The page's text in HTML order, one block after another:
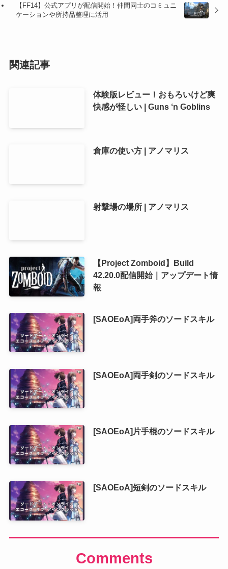
【FF14】公式アプリが配信開始！仲間同士のコミュニ
ケーションや所持品整理に活用
関連記事
体験版レビュー！おもろいけど爽
快感が怪しい | Guns ‘n Goblins
倉庫の使い方 | アノマリス
射撃場の場所 | アノマリス
【Project Zomboid】Build
42.20.0配信開始｜アップデート情
報
[SAOEoA]両手斧のソードスキル
[SAOEoA]両手剣のソードスキル
[SAOEoA]片手棍のソードスキル
[SAOEoA]短剣のソードスキル
Comments